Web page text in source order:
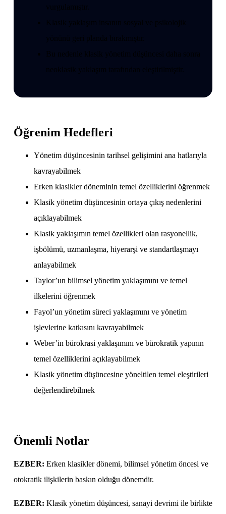
Öğrenim Hedefleri
Yönetim düşüncesinin tarihsel gelişimini ana hatlarıyla
kavrayabilmek
Erken klasikler döneminin temel özelliklerini öğrenmek
Klasik yönetim düşüncesinin ortaya çıkış nedenlerini
açıklayabilmek
Klasik yaklaşımın temel özellikleri olan rasyonellik,
işbölümü, uzmanlaşma, hiyerarşi ve standartlaşmayı
anlayabilmek
Taylor’un bilimsel yönetim yaklaşımını ve temel
ilkelerini öğrenmek
Fayol’un yönetim süreci yaklaşımını ve yönetim
işlevlerine katkısını kavrayabilmek
Weber’in bürokrasi yaklaşımını ve bürokratik yapının
temel özelliklerini açıklayabilmek
Klasik yönetim düşüncesine yöneltilen temel eleştirileri
değerlendirebilmek
Önemli Notlar
EZBER: Erken klasikler dönemi, bilimsel yönetim öncesi ve
otokratik ilişkilerin baskın olduğu dönemdir.
EZBER: Klasik yönetim düşüncesi, sanayi devrimi ile birlikte